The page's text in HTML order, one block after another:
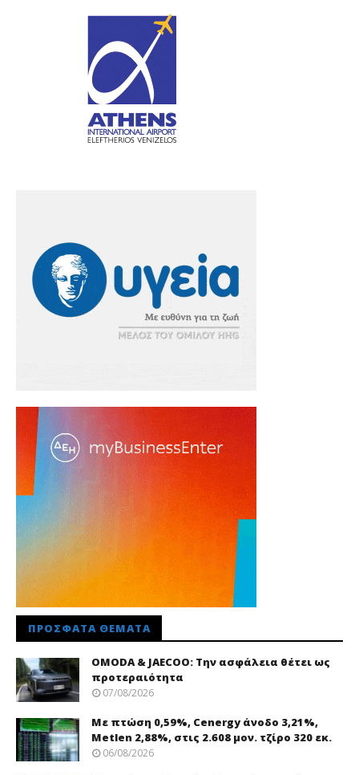
ΠΡΌΣΦΑΤΑ ΘΈΜΑΤΑ
OMODA & JAECOO: Την ασφάλεια θέτει ως
προτεραιότητα
07/08/2026
Με πτώση 0,59%, Cenergy άνοδο 3,21%,
Metlen 2,88%, στις 2.608 μον. τζίρο 320 εκ.
06/08/2026